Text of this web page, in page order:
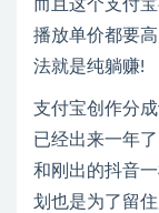
而且这个支付
播放单价都要
法就是纯躺赚!
支付宝创作分
已经出来一年了
和刚出的抖音
划也是为了留